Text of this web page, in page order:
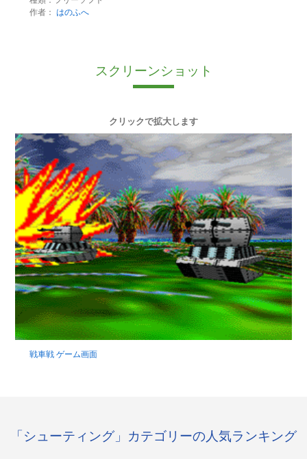
作者： はのふへ
スクリーンショット
クリックで拡大します
戦車戦 ゲーム画面
「シューティング」カテゴリーの人気ランキング